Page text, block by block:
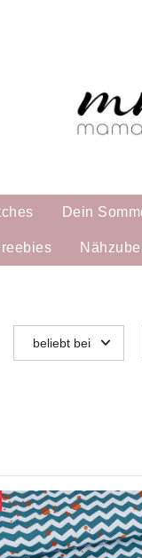
Dein
beliebt bei